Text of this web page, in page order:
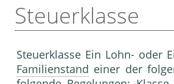
Steuerklasse
Steuerklasse Ein Lohn-
Familienstand einer der